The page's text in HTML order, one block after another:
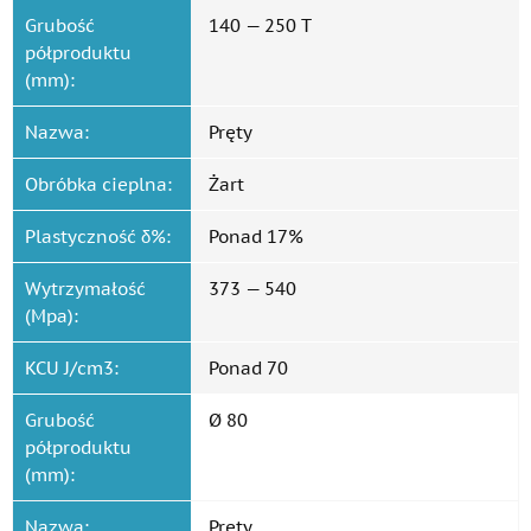
Grubość
półproduktu
(mm):
140 — 250 T
Nazwa: Pręty
Obróbka cieplna: Żart
Plastyczność δ%: Ponad 17%
Wytrzymałość
(Mpa):
373 — 540
KCU J/cm3: Ponad 70
Grubość
półproduktu
(mm):
Ø 80